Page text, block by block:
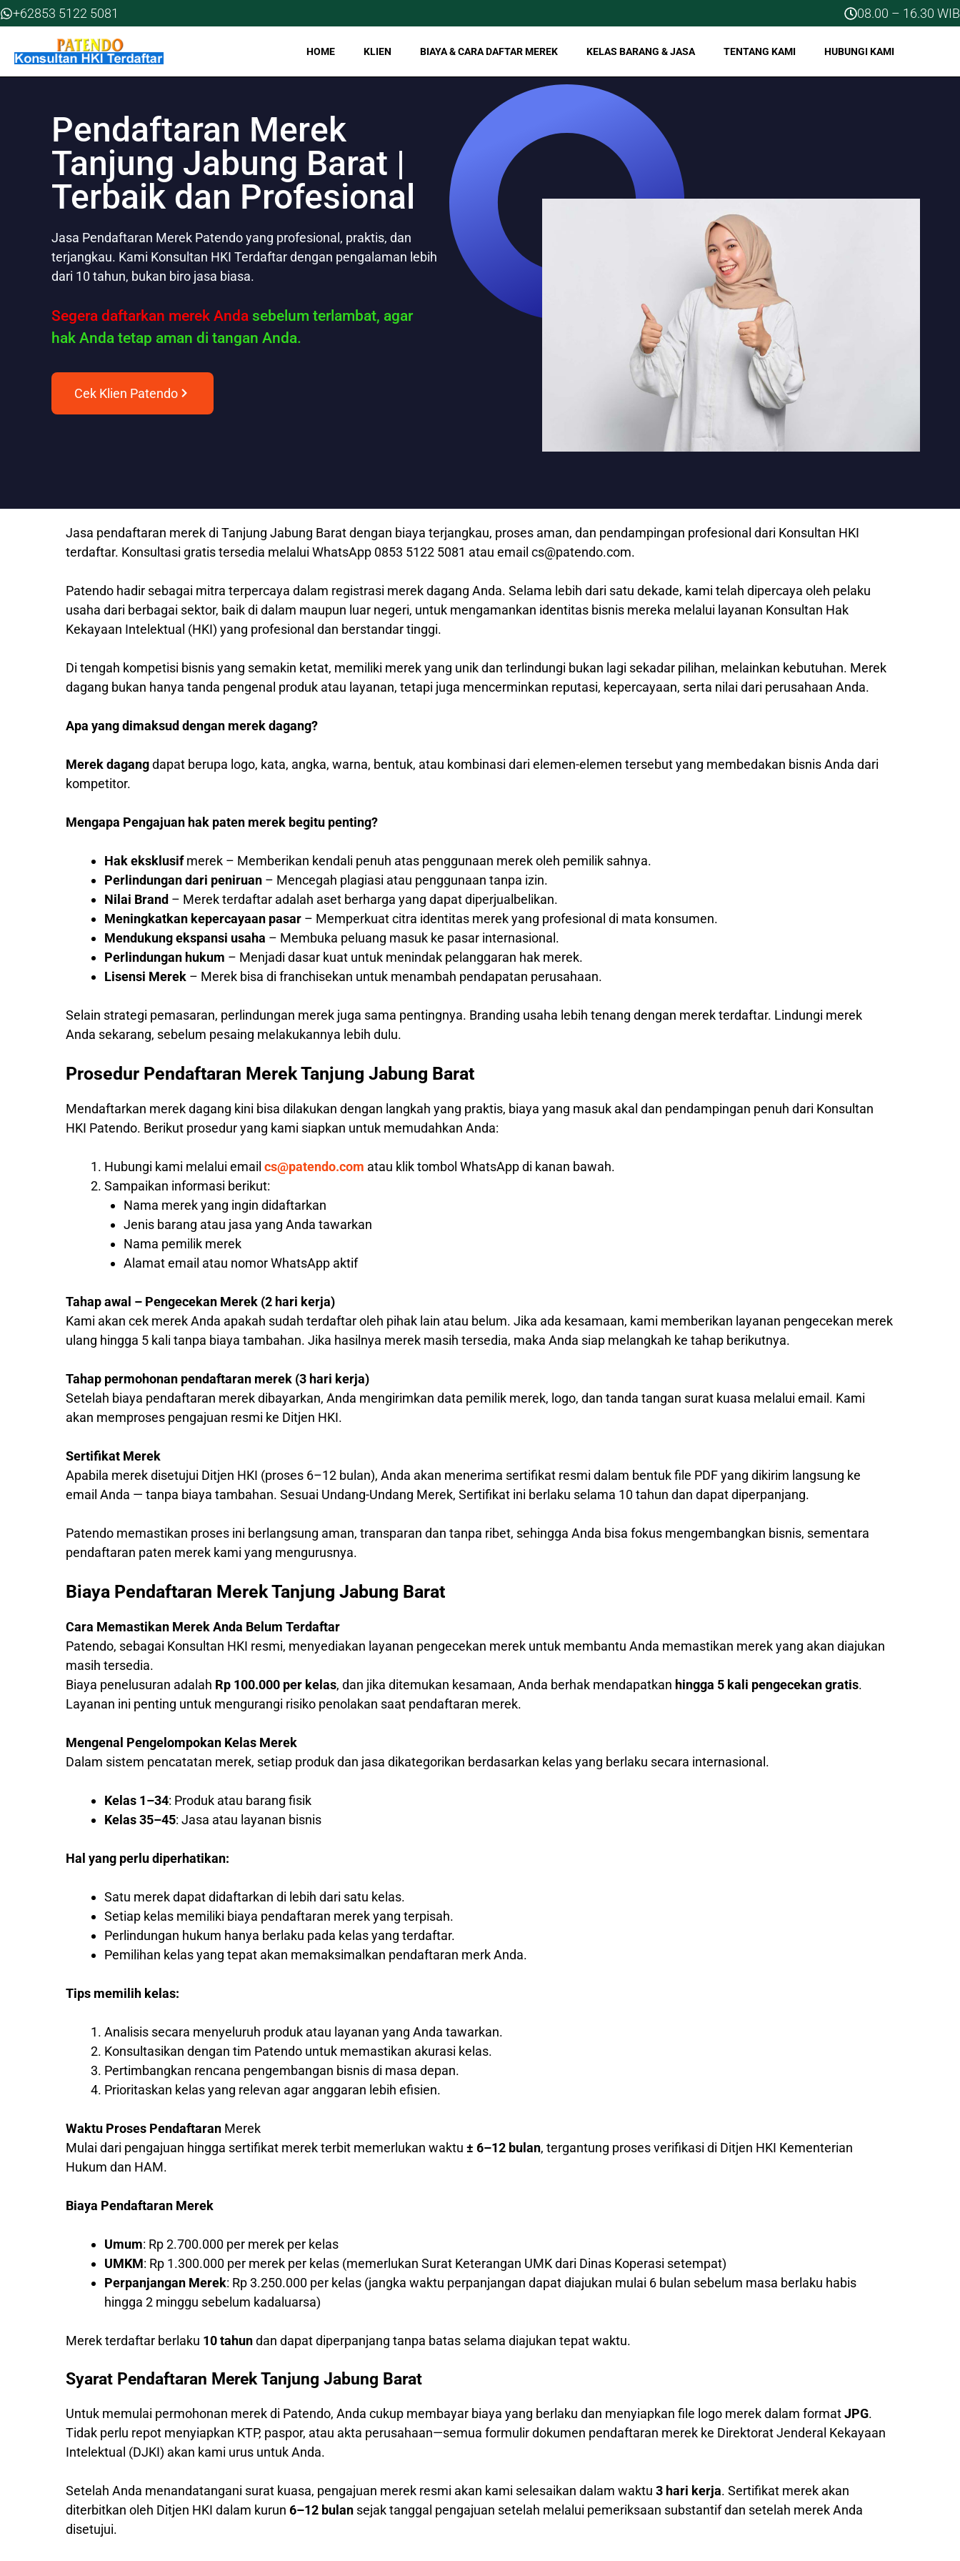
Skip
to
+62853 5122 5081 08.00 – 16.30 WIB
HOME KLIEN BIAYA & CARA DAFTAR MEREK KELAS BARANG & JASA TENTANG KAMI HUBUNGI KAMI
Pendaftaran Merek
Tanjung Jabung Barat |
Terbaik dan Profesional
Jasa Pendaftaran Merek Patendo yang profesional, praktis, dan
terjangkau. Kami Konsultan HKI Terdaftar dengan pengalaman lebih
dari 10 tahun, bukan biro jasa biasa.
Segera daftarkan merek Anda sebelum terlambat, agar
hak Anda tetap aman di tangan Anda.
Cek Klien Patendo
Jasa pendaftaran merek di Tanjung Jabung Barat dengan biaya terjangkau, proses aman, dan pendampingan profesional dari Konsultan HKI
terdaftar. Konsultasi gratis tersedia melalui WhatsApp 0853 5122 5081 atau email cs@patendo.com.
Patendo hadir sebagai mitra terpercaya dalam registrasi merek dagang Anda. Selama lebih dari satu dekade, kami telah dipercaya oleh pelaku
usaha dari berbagai sektor, baik di dalam maupun luar negeri, untuk mengamankan identitas bisnis mereka melalui layanan Konsultan Hak
Kekayaan Intelektual (HKI) yang profesional dan berstandar tinggi.
Di tengah kompetisi bisnis yang semakin ketat, memiliki merek yang unik dan terlindungi bukan lagi sekadar pilihan, melainkan kebutuhan. Merek
dagang bukan hanya tanda pengenal produk atau layanan, tetapi juga mencerminkan reputasi, kepercayaan, serta nilai dari perusahaan Anda.
Apa yang dimaksud dengan merek dagang?
Merek dagangdapat berupa logo, kata, angka, warna, bentuk, atau kombinasi dari elemen-elemen tersebut yang membedakan bisnis Anda dari
kompetitor.
Mengapa Pengajuan hak paten merek begitu penting?
Hak eksklusifmerek – Memberikan kendali penuh atas penggunaan merek oleh pemilik sahnya.
Perlindungan dari peniruan – Mencegah plagiasi atau penggunaan tanpa izin.
Nilai Brand – Merek terdaftar adalah aset berharga yang dapat diperjualbelikan.
Meningkatkan kepercayaan pasar – Memperkuat citra identitas merek yang profesional di mata konsumen.
Mendukung ekspansi usaha – Membuka peluang masuk ke pasar internasional.
Perlindungan hukum – Menjadi dasar kuat untuk menindak pelanggaran hak merek.
Lisensi Merek – Merek bisa di franchisekan untuk menambah pendapatan perusahaan.
Selain strategi pemasaran, perlindungan merek juga sama pentingnya. Branding usaha lebih tenang dengan merek terdaftar. Lindungi merek
Anda sekarang, sebelum pesaing melakukannya lebih dulu.
Prosedur Pendaftaran Merek Tanjung Jabung Barat
Mendaftarkan merek dagang kini bisa dilakukan dengan langkah yang praktis, biaya yang masuk akal dan pendampingan penuh dari Konsultan
HKI Patendo. Berikut prosedur yang kami siapkan untuk memudahkan Anda:
Hubungi kami melalui email cs@patendo.com atau klik tombol WhatsApp di kanan bawah.
Sampaikan informasi berikut:
Nama merek yang ingin didaftarkan
Jenis barang atau jasa yang Anda tawarkan
Nama pemilik merek
Alamat email atau nomor WhatsApp aktif
Tahap awal – Pengecekan Merek (2 hari kerja)
Kami akan cek merek Anda apakah sudah terdaftar oleh pihak lain atau belum. Jika ada kesamaan, kami memberikan layanan pengecekan merek
ulang hingga 5 kali tanpa biaya tambahan. Jika hasilnya merek masih tersedia, maka Anda siap melangkah ke tahap berikutnya.
Tahap permohonan pendaftaran merek (3 hari kerja)
Setelah biaya pendaftaran merek dibayarkan, Anda mengirimkan data pemilik merek, logo, dan tanda tangan surat kuasa melalui email. Kami
akan memproses pengajuan resmi ke Ditjen HKI.
Sertifikat Merek
Apabila merek disetujui Ditjen HKI (proses 6–12 bulan), Anda akan menerima sertifikat resmi dalam bentuk file PDF yang dikirim langsung ke
email Anda — tanpa biaya tambahan. Sesuai Undang-Undang Merek, Sertifikat ini berlaku selama 10 tahun dan dapat diperpanjang.
Patendo memastikan proses ini berlangsung aman, transparan dan tanpa ribet, sehingga Anda bisa fokus mengembangkan bisnis, sementara
pendaftaran paten merek kami yang mengurusnya.
Biaya Pendaftaran Merek Tanjung Jabung Barat
Cara Memastikan Merek Anda Belum Terdaftar
Patendo, sebagai Konsultan HKI resmi, menyediakan layanan pengecekan merek untuk membantu Anda memastikan merek yang akan diajukan
masih tersedia.
Biaya penelusuran adalah Rp 100.000 per kelas, dan jika ditemukan kesamaan, Anda berhak mendapatkan hingga 5 kali pengecekan gratis.
Layanan ini penting untuk mengurangi risiko penolakan saat pendaftaran merek.
Mengenal Pengelompokan Kelas Merek
Dalam sistem pencatatan merek, setiap produk dan jasa dikategorikan berdasarkan kelas yang berlaku secara internasional.
Kelas 1–34: Produk atau barang fisik
Kelas 35–45: Jasa atau layanan bisnis
Hal yang perlu diperhatikan:
Satu merek dapat didaftarkan di lebih dari satu kelas.
Setiap kelas memiliki biaya pendaftaran merek yang terpisah.
Perlindungan hukum hanya berlaku pada kelas yang terdaftar.
Pemilihan kelas yang tepat akan memaksimalkan pendaftaran merk Anda.
Tips memilih kelas:
Analisis secara menyeluruh produk atau layanan yang Anda tawarkan.
Konsultasikan dengan tim Patendo untuk memastikan akurasi kelas.
Pertimbangkan rencana pengembangan bisnis di masa depan.
Prioritaskan kelas yang relevan agar anggaran lebih efisien.
Waktu Proses Pendaftaran Merek
Mulai dari pengajuan hingga sertifikat merek terbit memerlukan waktu ± 6–12 bulan, tergantung proses verifikasi di Ditjen HKI Kementerian
Hukum dan HAM.
Biaya Pendaftaran Merek
Umum: Rp 2.700.000 per merek per kelas
UMKM: Rp 1.300.000 per merek per kelas (memerlukan Surat Keterangan UMK dari Dinas Koperasi setempat)
Perpanjangan Merek: Rp 3.250.000 per kelas (jangka waktu perpanjangan dapat diajukan mulai 6 bulan sebelum masa berlaku habis
hingga 2 minggu sebelum kadaluarsa)
Merek terdaftar berlaku 10 tahundan dapat diperpanjang tanpa batas selama diajukan tepat waktu.
Syarat Pendaftaran Merek Tanjung Jabung Barat
Untuk memulai permohonan merek di Patendo, Anda cukup membayar biaya yang berlaku dan menyiapkan file logo merek dalam formatJPG.
Tidak perlu repot menyiapkan KTP, paspor, atau akta perusahaan—semua formulir dokumen pendaftaran merek ke Direktorat Jenderal Kekayaan
Intelektual (DJKI) akan kami urus untuk Anda.
Setelah Anda menandatangani surat kuasa, pengajuan merek resmi akan kami selesaikan dalam waktu 3 hari kerja. Sertifikat merek akan
diterbitkan oleh Ditjen HKI dalam kurun 6–12 bulan sejak tanggal pengajuan setelah melalui pemeriksaan substantif dan setelah merek Anda
disetujui.